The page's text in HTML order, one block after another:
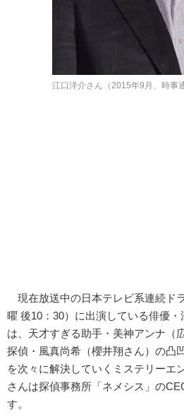
江口洋介さん（2015年9月、時事
現在放送中の日本テレビ系連続ド
曜 後10：30）に出演している俳優
は、天才すぎる助手・美神アンナ（
探偵・風真尚希（櫻井翔さん）の凸
を次々に解決していくミステリーエ
さんは探偵事務所「ネメシス」の
す。